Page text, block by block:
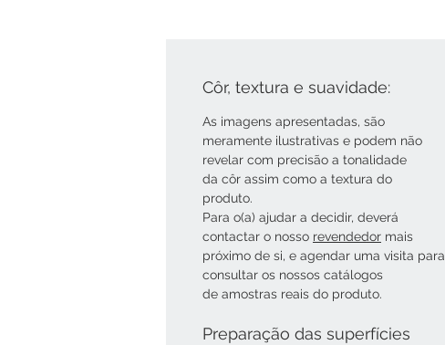
Côr, textura e suavidade:
As imagens apresentadas, são
meramente ilustrativas e podem não
revelar com precisão a tonalidade
da côr assim como a textura do
produto.
Para o(a) ajudar a decidir, deverá
contactar o nosso revendedor mais
próximo de si, e agendar uma visita para
consultar os nossos catálogos
de amostras reais do produto.
Preparação das superfícies